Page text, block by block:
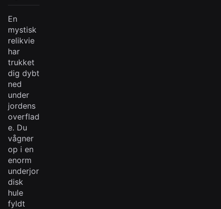
En
mystisk
relikvie
har
trukket
dig dybt
ned
under
jordens
overflad
e. Du
vågner
op i en
enorm
underjor
disk
hule
fyldt